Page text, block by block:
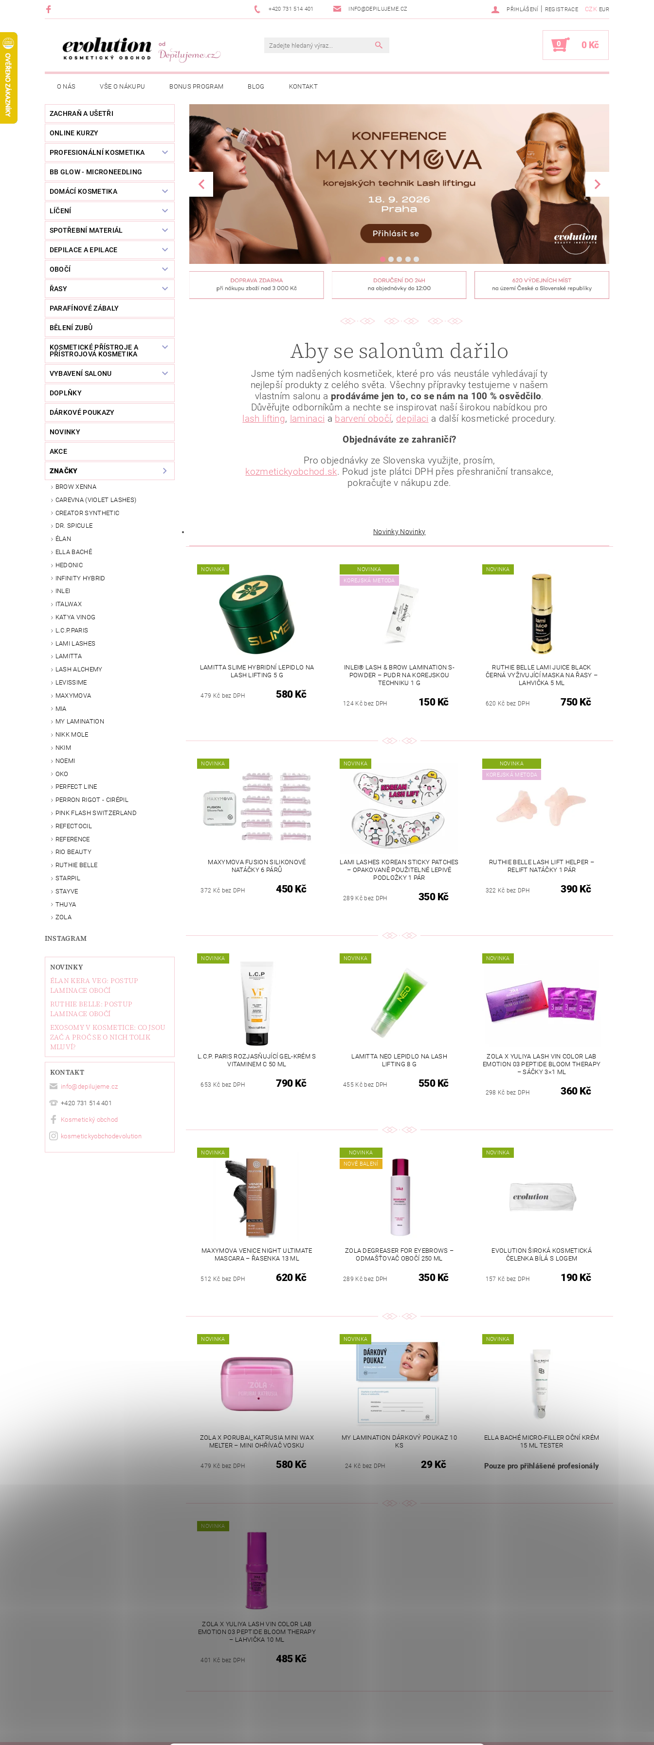
+420 731 514 401 INFO@DEPILUJEME.CZ CZK EUR
PŘIHLÁŠENÍ | REGISTRACE
0 0 Kč
O NÁS VŠE O NÁKUPU BONUS PROGRAM BLOG KONTAKT
ZACHRAŇ A UŠETŘI
ONLINE KURZY
PROFESIONÁLNÍ KOSMETIKA
BB GLOW - MICRONEEDLING
DOMÁCÍ KOSMETIKA
LÍČENÍ
SPOTŘEBNÍ MATERIÁL
DEPILACE A EPILACE
OBOČÍ
ŘASY
PARAFÍNOVÉ ZÁBALY
BĚLENÍ ZUBŮ
KOSMETICKÉ PŘÍSTROJE A
PŘÍSTROJOVÁ KOSMETIKA
VYBAVENÍ SALONU
DOPLŇKY
DÁRKOVÉ POUKAZY
NOVINKY
AKCE
ZNAČKY
BROW XENNA
CAREVNA (VIOLET LASHES)
CREATOR SYNTHETIC
DR. SPICULE
ÉLAN
ELLA BACHÉ
HEDONIC
INFINITY HYBRID
INLEI
ITALWAX
KATYA VINOG
L.C.P.PARIS
LAMI LASHES
LAMITTA
LASH ALCHEMY
LEVISSIME
MAXYMOVA
MIA
MY LAMINATION
NIKK MOLE
NKIM
NOEMI
OKO
PERFECT LINE
PERRON RIGOT - CIRÉPIL
PINK FLASH SWITZERLAND
REFECTOCIL
REFERENCE
RIO BEAUTY
RUTHIE BELLE
STARPIL
STAYVE
THUYA
ZOLA
INSTAGRAM
NOVINKY
ÉLAN KERA VEG: POSTUP
LAMINACE OBOČÍ
RUTHIE BELLE: POSTUP
LAMINACE OBOČÍ
EXOSOMY V KOSMETICE: CO JSOU
ZAČ A PROČ SE O NICH TOLIK
MLUVÍ?
KONTAKT
info@depilujeme.cz
+420 731 514 401
Kosmetický obchod
kosmetickyobchodevolution
Aby se salonům dařilo
Jsme tým nadšených kosmetiček, které pro vás neustále vyhledávají ty
nejlepší produkty z celého světa. Všechny přípravky testujeme v našem
vlastním salonu a prodáváme jen to, co se nám na 100 % osvědčilo.
Důvěřujte odborníkům a nechte se inspirovat naší širokou nabídkou pro
lash lifting, laminaci a barvení obočí, depilaci a další kosmetické procedury.
Objednáváte ze zahraničí?
Pro objednávky ze Slovenska využijte, prosím,
kozmetickyobchod.sk. Pokud jste plátci DPH přes přeshraniční transakce,
pokračujte v nákupu zde.
Novinky Novinky
NOVINKA
LAMITTA SLIME HYBRIDNÍ LEPIDLO NA
LASH LIFTING 5 G
479 Kč bez DPH 580 Kč
NOVINKA
KOREJSKÁ METODA
INLEI® LASH & BROW LAMINATION S-
POWDER – PUDR NA KOREJSKOU
TECHNIKU 1 G
124 Kč bez DPH 150 Kč
NOVINKA
RUTHIE BELLE LAMI JUICE BLACK
ČERNÁ VYŽIVUJÍCÍ MASKA NA ŘASY –
LAHVIČKA 5 ML
620 Kč bez DPH 750 Kč
NOVINKA
MAXYMOVA FUSION SILIKONOVÉ
NATÁČKY 6 PÁRŮ
372 Kč bez DPH 450 Kč
NOVINKA
LAMI LASHES KOREAN STICKY PATCHES
– OPAKOVANĚ POUŽITELNÉ LEPIVÉ
PODLOŽKY 1 PÁR
289 Kč bez DPH 350 Kč
NOVINKA
KOREJSKÁ METODA
RUTHIE BELLE LASH LIFT HELPER –
RELIFT NATÁČKY 1 PÁR
322 Kč bez DPH 390 Kč
NOVINKA
L.C.P. PARIS ROZJASŇUJÍCÍ GEL-KRÉM S
VITAMINEM C 50 ML
653 Kč bez DPH 790 Kč
NOVINKA
LAMITTA NEO LEPIDLO NA LASH
LIFTING 8 G
455 Kč bez DPH 550 Kč
NOVINKA
ZOLA X YULIYA LASH VIN COLOR LAB
EMOTION 03 PEPTIDE BLOOM THERAPY
– SÁČKY 3×1 ML
298 Kč bez DPH 360 Kč
NOVINKA
MAXYMOVA VENICE NIGHT ULTIMATE
MASCARA – ŘASENKA 13 ML
512 Kč bez DPH 620 Kč
NOVINKA
NOVÉ BALENÍ
ZOLA DEGREASER FOR EYEBROWS –
ODMAŠŤOVAČ OBOČÍ 250 ML
289 Kč bez DPH 350 Kč
NOVINKA
EVOLUTION ŠIROKÁ KOSMETICKÁ
ČELENKA BÍLÁ S LOGEM
157 Kč bez DPH 190 Kč
NOVINKA
ZOLA X PORUBAI_KATRUSIA MINI WAX
MELTER – MINI OHŘÍVAČ VOSKU
479 Kč bez DPH 580 Kč
NOVINKA
MY LAMINATION DÁRKOVÝ POUKAZ 10
KS
24 Kč bez DPH 29 Kč
NOVINKA
ELLA BACHÉ MICRO-FILLER OČNÍ KRÉM
15 ML TESTER
Pouze pro přihlášené profesionály
NOVINKA
ZOLA X YULIYA LASH VIN COLOR LAB
EMOTION 03 PEPTIDE BLOOM THERAPY
– LAHVIČKA 10 ML
401 Kč bez DPH 485 Kč